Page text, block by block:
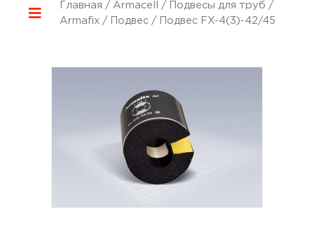
Главная / Armacell / Подвесы для труб /
Armafix/ Подвес/ Подвес FX-4(3)-42/45